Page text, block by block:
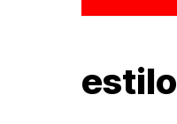
estilo